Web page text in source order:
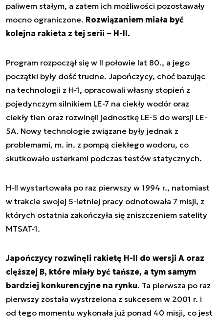
paliwem stałym, a zatem ich możliwości pozostawały
mocno ograniczone. Rozwiązaniem miała być
kolejna rakieta z tej serii – H-II.
Program rozpoczął się w II połowie lat 80., a jego
początki były dość trudne. Japończycy, choć bazując
na technologii z H-1, opracowali własny stopień z
pojedynczym silnikiem LE-7 na ciekły wodór oraz
ciekły tlen oraz rozwinęli jednostkę LE-5 do wersji LE-
5A. Nowy technologie związane były jednak z
problemami, m. in. z pompą ciekłego wodoru, co
skutkowało usterkami podczas testów statycznych.
H-II wystartowała po raz pierwszy w 1994 r., natomiast
w trakcie swojej 5-letniej pracy odnotowała 7 misji, z
których ostatnia zakończyła się zniszczeniem satelity
MTSAT-1.
Japończycy rozwinęli rakietę H-II do wersji A oraz
cięższej B, które miały być tańsze, a tym samym
bardziej konkurencyjne na rynku. Ta pierwsza po raz
pierwszy została wystrzelona z sukcesem w 2001 r. i
od tego momentu wykonała już ponad 40 misji, co jest